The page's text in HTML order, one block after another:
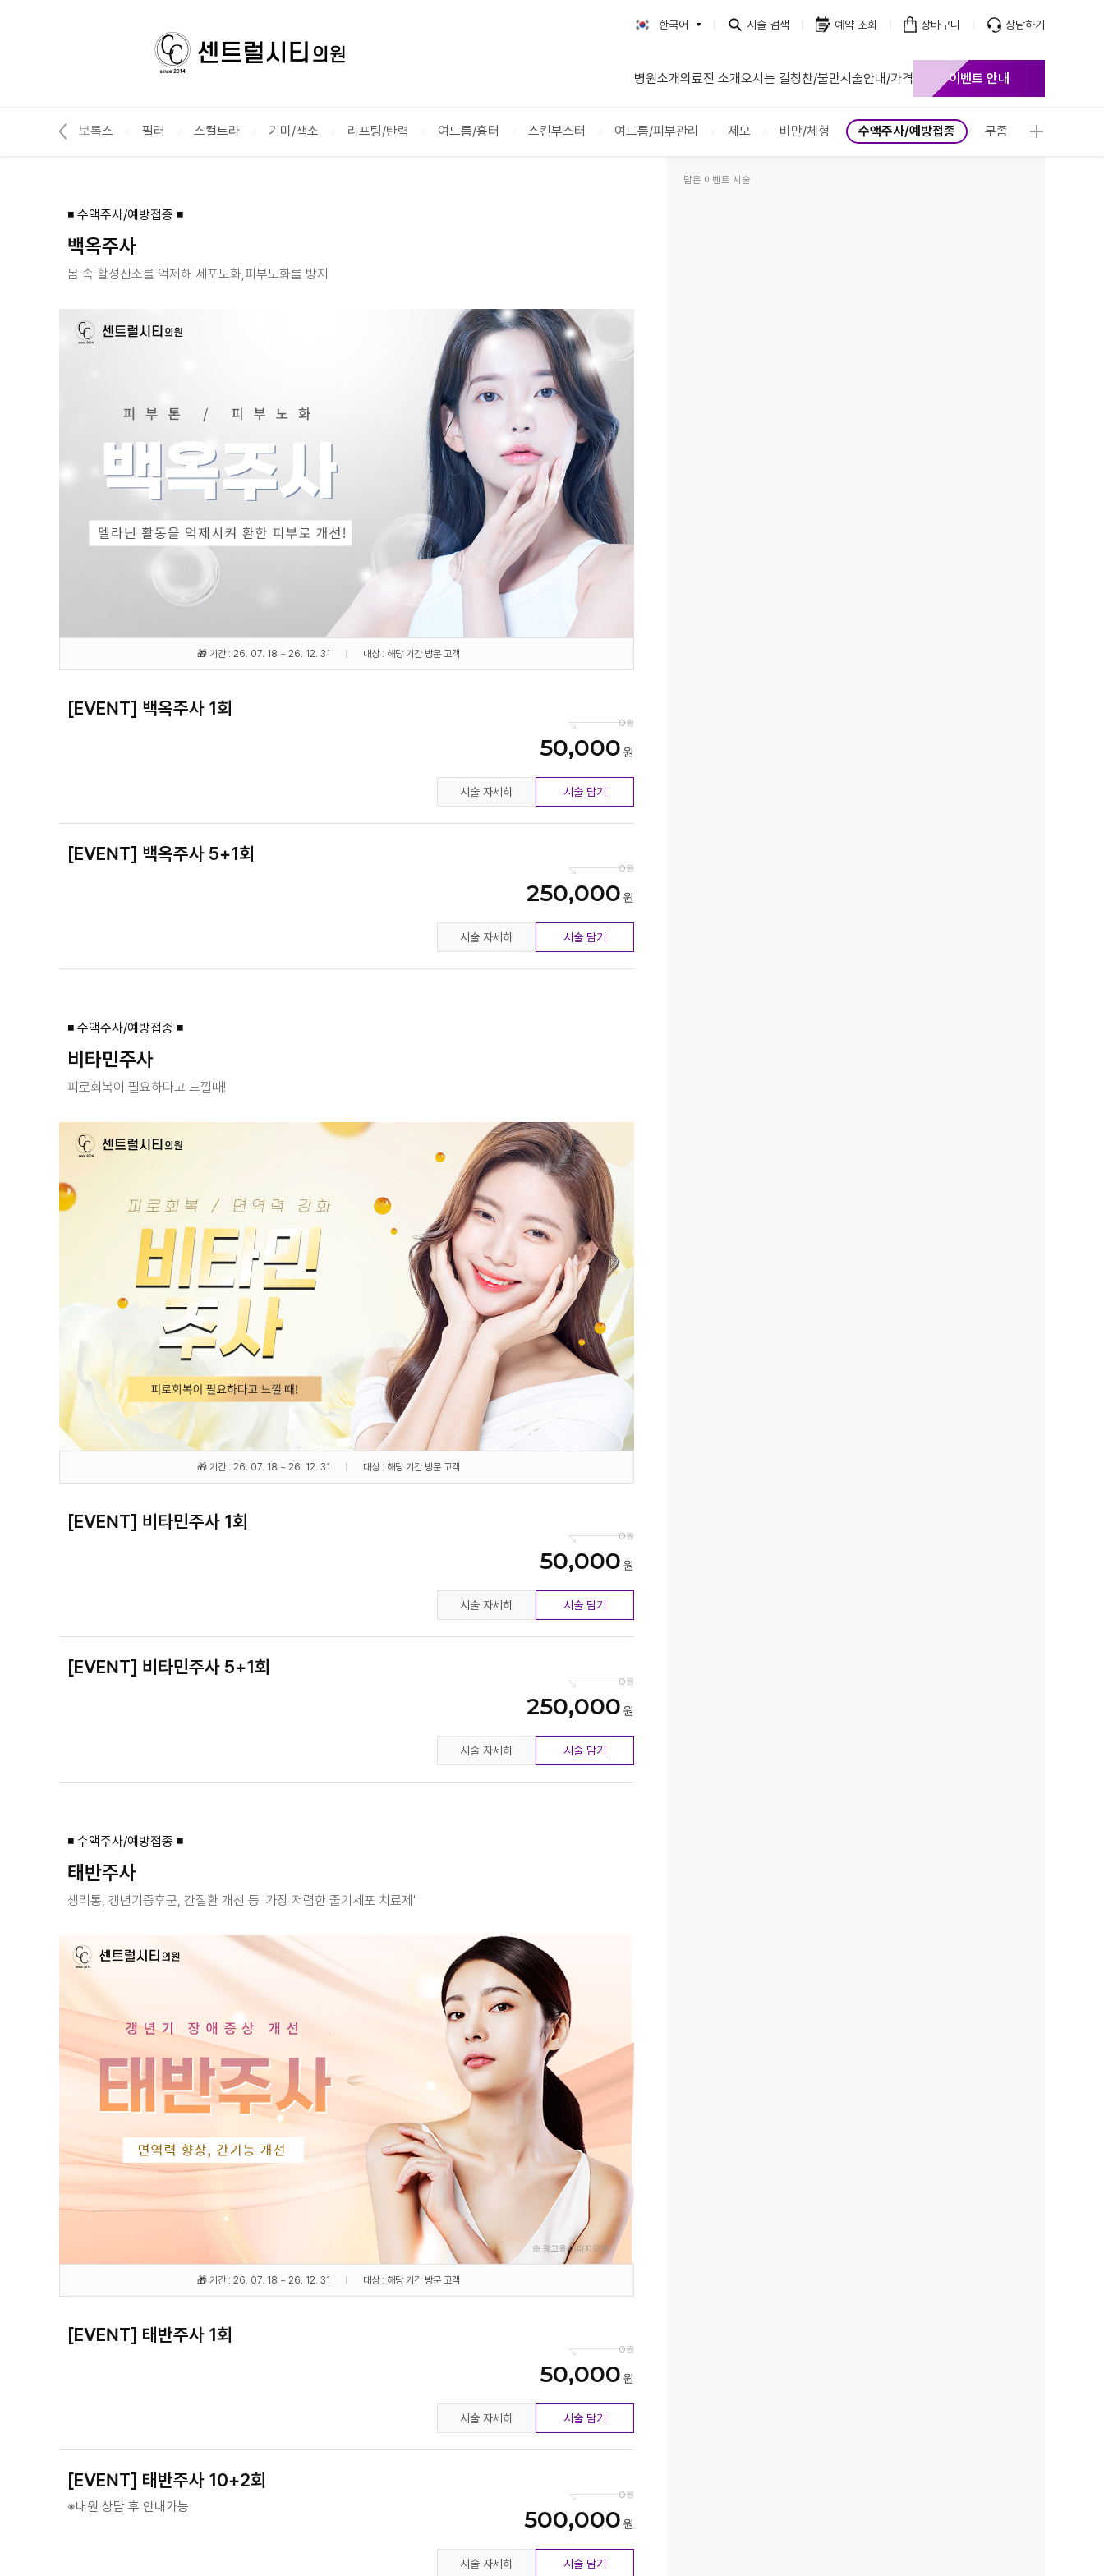
한국어
English
简体字
시술 검색 예약 조회 장바구니 상담하기
병원소개의료진 소개오시는 길칭찬/불만시술안내/가격 이벤트 안내
보톡스 필러 스컬트라 기미/색소 리프팅/탄력 여드름/흉터 스킨부스터 여드름/피부관리 제모 비만/체형 수액주사/예방접종 무좀
◾ 수액주사/예방접종 ◾
백옥주사
몸 속 활성산소를 억제해 세포노화,피부노화를 방지
🎁 기간 : 26. 07. 18 ~ 26. 12. 31 대상 : 해당 기간 방문 고객
[EVENT] 백옥주사 1회
0
50,000
시술 자세히 시술 담기
[EVENT] 백옥주사 5+1회
0
250,000
시술 자세히 시술 담기
◾ 수액주사/예방접종 ◾
비타민주사
피로회복이 필요하다고 느낄때!
🎁 기간 : 26. 07. 18 ~ 26. 12. 31 대상 : 해당 기간 방문 고객
[EVENT] 비타민주사 1회
0
50,000
시술 자세히 시술 담기
[EVENT] 비타민주사 5+1회
0
250,000
시술 자세히 시술 담기
◾ 수액주사/예방접종 ◾
태반주사
생리통, 갱년기증후군, 간질환 개선 등 '가장 저렴한 줄기세포 치료제'
🎁 기간 : 26. 07. 18 ~ 26. 12. 31 대상 : 해당 기간 방문 고객
[EVENT] 태반주사 1회
0
50,000
시술 자세히 시술 담기
[EVENT] 태반주사 10+2회
※내원 상담 후 안내가능
0
500,000
시술 자세히 시술 담기
담은 이벤트 시술